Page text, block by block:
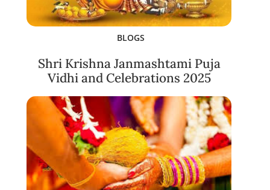
BLOGS
Shri Krishna Janmashtami Puja
Vidhi and Celebrations 2025